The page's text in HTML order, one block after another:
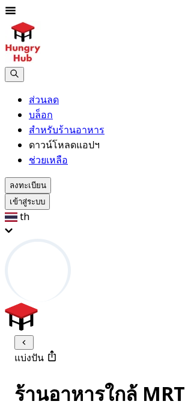
ส่วนลด
บล็อก
สำหรับร้านอาหาร
ดาวน์โหลดแอปฯ
ช่วยเหลือ
ลงทะเบียน
เข้าสู่ระบบ
th
แบ่งปัน
ร้านอาหารใกล้ MRT